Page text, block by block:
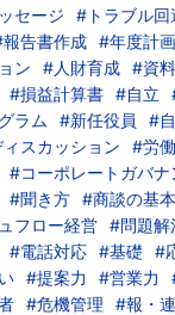
セージ
#トラブル回
告書作成 #年度計画
ン
#人財育成 #資
#損益計算書 #自立
ラム
#新任役員
#
スカッション #労
#コーポレートガバナ
#聞き方 #商談の基本
フロー経営 #問題解
#電話対応 #基礎
#
#提案力 #営業力
#危機管理
#報・